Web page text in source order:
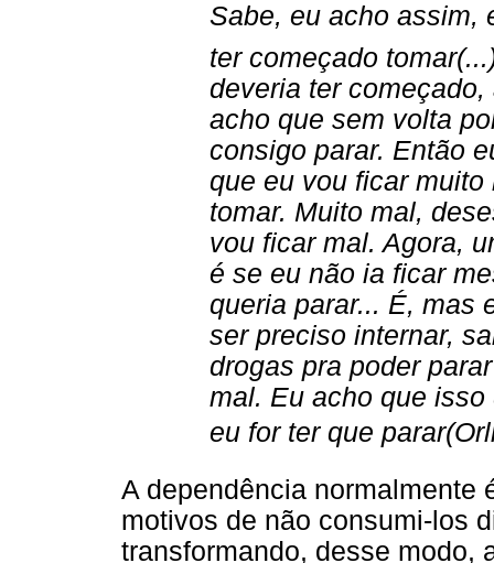
Sabe, eu acho
ter começado
deveria ter
acho que sem volta
consigo parar. Então
que eu vou ficar
tomar. Muito mal,
vou ficar mal. Agora,
é se eu não ia ficar
queria parar... É, mas
ser preciso internar,
drogas pra poder
mal. Eu acho que
eu for ter que parar
A dependência normalmente
motivos de não consumi-los
transformando, desse modo,